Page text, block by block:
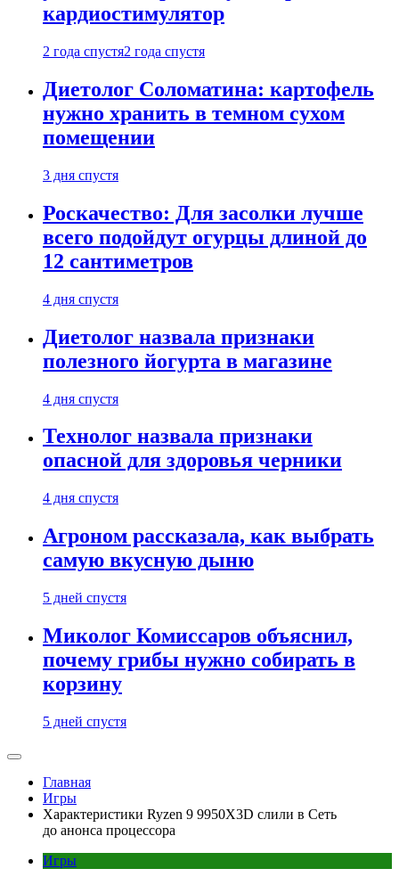
кардиостимулятор
2 года спустя2 года спустя
Диетолог Соломатина: картофель
нужно хранить в темном сухом
помещении
3 дня спустя
Роскачество: Для засолки лучше
всего подойдут огурцы длиной до
12 сантиметров
4 дня спустя
Диетолог назвала признаки
полезного йогурта в магазине
4 дня спустя
Технолог назвала признаки
опасной для здоровья черники
4 дня спустя
Агроном рассказала, как выбрать
самую вкусную дыню
5 дней спустя
Миколог Комиссаров объяснил,
почему грибы нужно собирать в
корзину
5 дней спустя
Главная
Игры
Характеристики Ryzen 9 9950X3D слили в Сеть
до анонса процессора
Игры